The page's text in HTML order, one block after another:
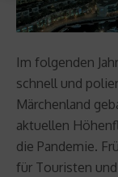
Im folgenden
schnell und
Märchenland
aktuellen
die Pandemie.
für Touristen